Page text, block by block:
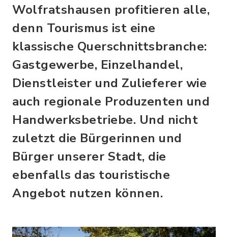
Wolfratshausen profitieren alle,
denn Tourismus ist eine
klassische Querschnittsbranche:
Gastgewerbe, Einzelhandel,
Dienstleister und Zulieferer wie
auch regionale Produzenten und
Handwerksbetriebe. Und nicht
zuletzt die Bürgerinnen und
Bürger unserer Stadt, die
ebenfalls das touristische
Angebot nutzen können.